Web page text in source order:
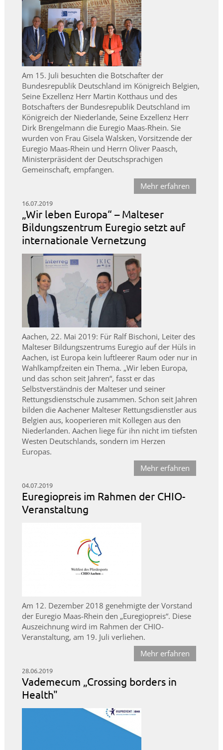
Am 15. Juli besuchten die Botschafter der
Bundesrepublik Deutschland im Königreich Belgien,
Seine Exzellenz Herr Martin Kotthaus und des
Botschafters der Bundesrepublik Deutschland im
Königreich der Niederlande, Seine Exzellenz Herr
Dirk Brengelmann die Euregio Maas-Rhein. Sie
wurden von Frau Gisela Walsken, Vorsitzende der
Euregio Maas-Rhein und Herrn Oliver Paasch,
Ministerpräsident der Deutschsprachigen
Gemeinschaft, empfangen.
Mehr erfahren
16.07.2019
„Wir leben Europa“ – Malteser
Bildungszentrum Euregio setzt auf
internationale Vernetzung
Aachen, 22. Mai 2019: Für Ralf Bischoni, Leiter des
Malteser Bildungszentrums Euregio auf der Hüls in
Aachen, ist Europa kein luftleerer Raum oder nur in
Wahlkampfzeiten ein Thema. „Wir leben Europa,
und das schon seit Jahren“, fasst er das
Selbstverständnis der Malteser und seiner
Rettungsdienstschule zusammen. Schon seit Jahren
bilden die Aachener Malteser Rettungsdienstler aus
Belgien aus, kooperieren mit Kollegen aus den
Niederlanden. Aachen liege für ihn nicht im tiefsten
Westen Deutschlands, sondern im Herzen
Europas.
Mehr erfahren
04.07.2019
Euregiopreis im Rahmen der CHIO-
Veranstaltung
Am 12. Dezember 2018 genehmigte der Vorstand
der Euregio Maas-Rhein den „Euregiopreis“. Diese
Auszeichnung wird im Rahmen der CHIO-
Veranstaltung, am 19. Juli verliehen.
Mehr erfahren
28.06.2019
Vademecum „Crossing borders in
Health"